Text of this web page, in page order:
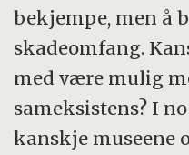
bekjempe, men å
skadeomfang.
med være mulig
sameksistens? I
kanskje museene